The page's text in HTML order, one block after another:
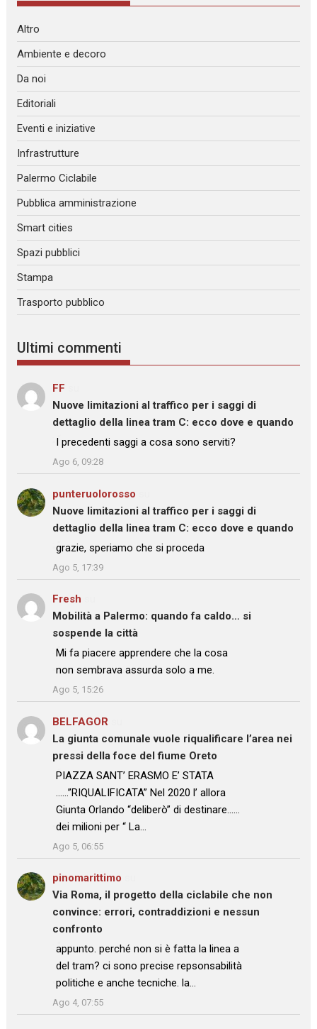
Altro
Ambiente e decoro
Da noi
Editoriali
Eventi e iniziative
Infrastrutture
Palermo Ciclabile
Pubblica amministrazione
Smart cities
Spazi pubblici
Stampa
Trasporto pubblico
Ultimi commenti
FF
Nuove limitazioni al traffico per i saggi di
dettaglio della linea tram C: ecco dove e quando
: “I precedenti saggi a cosa sono serviti?
Ago 6, 09:28
punteruolorosso
Nuove limitazioni al traffico per i saggi di
dettaglio della linea tram C: ecco dove e quando
: “
grazie, speriamo che si proceda
”
Ago 5, 17:39
Fresh
Mobilità a Palermo: quando fa caldo… si
sospende la città
: “
Mi fa piacere apprendere che la cosa
non sembrava assurda solo a me.
”
Ago 5, 15:26
BELFAGOR
La giunta comunale vuole riqualificare l’area nei
pressi della foce del fiume Oreto
: “
PIAZZA SANT’ ERASMO E’ STATA
……”RIQUALIFICATA” Nel 2020 l’ allora
Giunta Orlando “deliberò” di destinare……
dei milioni per “ La…
”
Ago 5, 06:55
pinomarittimo
Via Roma, il progetto della ciclabile che non
convince: errori, contraddizioni e nessun
confronto
: “
appunto. perché non si è fatta la linea a
del tram? ci sono precise repsonsabilità
politiche e anche tecniche. la…
”
Ago 4, 07:55